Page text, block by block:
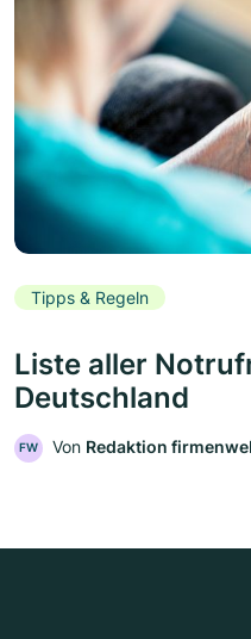
Tipps & Regeln
Liste aller
Deutschland
FW Von Redaktion